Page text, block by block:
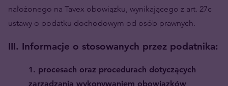
nałożonego na Tavex obowiązku, wynikającego z art. 27c
ustawy o podatku dochodowym od osób prawnych.
III. Informacje o stosowanych przez podatnika:
1. procesach oraz procedurach dotyczących
zarządzania wykonywaniem obowiązków